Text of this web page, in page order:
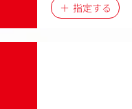
指定する